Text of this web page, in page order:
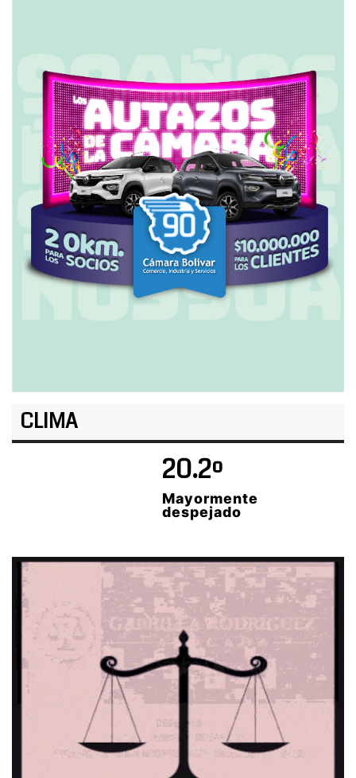
CLIMA
20.2º
Mayormente
despejado